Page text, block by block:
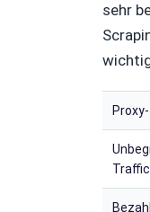
sehr
Traffic